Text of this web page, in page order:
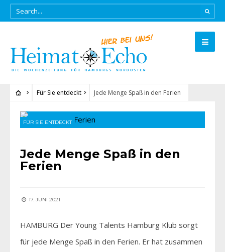
Für Sie entdeckt Jede Menge Spaß in den Ferien
FÜR SIE ENTDECKT
Jede Menge Spaß in den
Ferien
17. JUNI 2021
HAMBURG Der Young Talents Hamburg Klub sorgt
für jede Menge Spaß in den Ferien. Er hat zusammen